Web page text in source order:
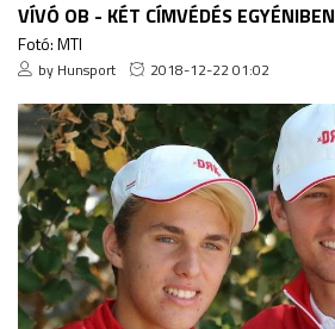
VÍVÓ OB - KÉT CÍMVÉDÉS EGYÉNIBEN
Fotó: MTI
by Hunsport 2018-12-22 01:02